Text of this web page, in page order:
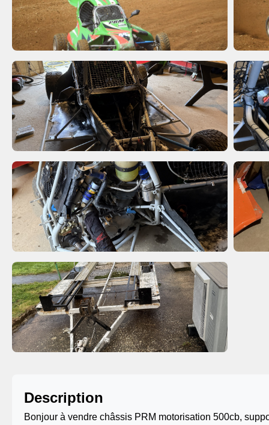
Description
Bonjour à vendre châssis PRM motorisation 500cb,